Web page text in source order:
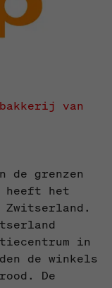
van
de grenzen
heeft het
in
de winkels
De